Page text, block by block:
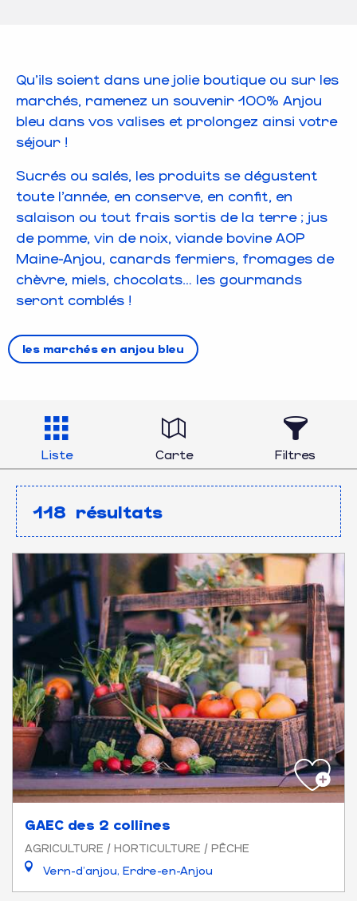
Qu’ils soient dans une jolie boutique ou sur les
marchés, ramenez un souvenir 100% Anjou
bleu dans vos valises et prolongez ainsi votre
séjour !
Sucrés ou salés, les produits se dégustent
toute l’année, en conserve, en confit, en
salaison ou tout frais sortis de la terre ; jus
de pomme, vin de noix, viande bovine AOP
Maine-Anjou, canards fermiers, fromages de
chèvre, miels, chocolats… les gourmands
seront comblés !
les marchés en anjou bleu
Liste Carte Filtres
118 résultats
GAEC des 2 collines
AGRICULTURE / HORTICULTURE / PÊCHE
Vern-d'anjou, Erdre-en-Anjou